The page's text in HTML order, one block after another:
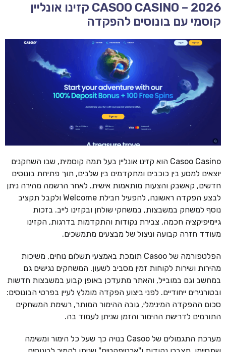
CASOO CASINO – 2026 קזינו אונליין
קוסמי עם בונוסים להפקדה
Casoo Casino הוא קזינו אונליין בעל תמה קוסמית, שבו השחקנים
יוצאים למסע בין כוכבים ומתקדמים בין שלבים, תוך פתיחת בונוסים
חדשים, קאשבק והצעות מותאמות אישית. לאחר הרשמה מהירה ניתן
לבצע הפקדה ראשונה, להפעיל חבילת Welcome ולקבל תקציב
נוסף למשחק במשבצות, במשחקי שולחן ובקזינו לייב. בזכות
גיימיפיקציה חכמה, צבירת נקודות והתקדמות בדרגות, הקזינו
מעודד חזרה קבועה וניצול של מבצעים מתמשכים.
הפלטפורמה של Casoo תומכת באמצעי תשלום נוחים, משיכות
מהירות ושירות לקוחות זמין מסביב לשעון. המשחקים נגישים גם
במחשב וגם במובייל, והאתר מתעדכן באופן קבוע במשבצות חדשות
ובטורנירים ייחודיים. לפני ביצוע הפקדה מומלץ לעיין בפרטי הבונוסים:
סכום ההפקדה המינימלי, גובה ההימור המותר, רשימת המשחקים
התורמים לדרישת ההימור והזמן שניתן לעמוד בה.
מערכת התגמולים של Casoo בנויה כך שעל כל הימור ומשימה